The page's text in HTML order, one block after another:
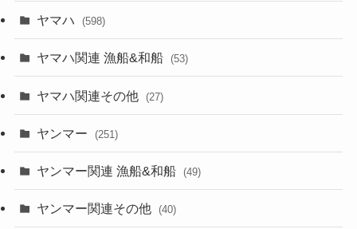
ヤマハ (598)
ヤマハ関連 漁船&和船 (53)
ヤマハ関連その他 (27)
ヤンマー (251)
ヤンマー関連 漁船&和船 (49)
ヤンマー関連その他 (40)